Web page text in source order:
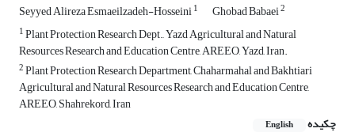
Seyyed Alireza Esmaeilzadeh-Hosseini1 Ghobad Babaei2
1Plant Protection Research Dept., Yazd Agricultural and Natural
Resources Research and Education Centre, AREEO, Yazd, Iran.
2Plant Protection Research Department, Chaharmahal and Bakhtiari
Agricultural and Natural Resources Research and Education Centre,
AREEO, Shahrekord, Iran
چکیده
English